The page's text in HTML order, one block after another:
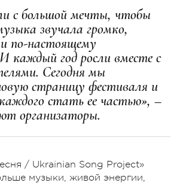
с большой мечты, чтобы
звучала громко,
по-настоящему
каждый год росли вместе с
Сегодня мы
страницу фестиваля и
стать ее частью», –
организаторы.
/ Ukrainian Song Project»
музыки, живой энергии,